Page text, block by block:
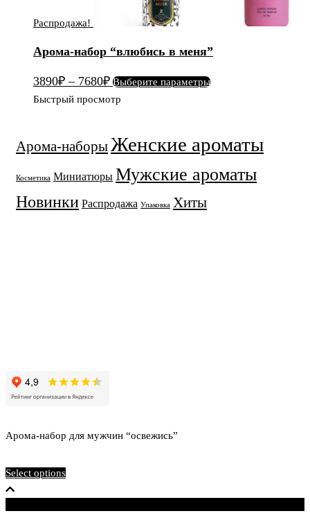
Распродажа!
Арома-набор “влюбись в меня”
3890₽ – 7680₽ Выберите параметрыЭтот
вариаций.
можно
Быстрый просмотр
Арома-наборыЖенские ароматы
Косметика Миниатюры Мужские ароматы
Новинки Распродажа Упаковка Хиты
Арома-набор для мужчин “освежись”
Select options